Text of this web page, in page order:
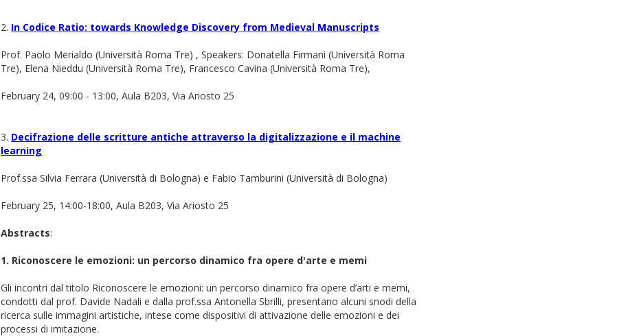
2. In Codice Ratio: towards Knowledge Discovery from Medieval Manuscripts
Prof. Paolo Merialdo (Università Roma Tre) , Speakers: Donatella Firmani (Università Roma
Tre), Elena Nieddu (Università Roma Tre), Francesco Cavina (Università Roma Tre),
February 24, 09:00 - 13:00, Aula B203, Via Ariosto 25
3. Decifrazione delle scritture antiche attraverso la digitalizzazione e il machine
learning
Prof.ssa Silvia Ferrara (Università di Bologna) e Fabio Tamburini (Università di Bologna)
February 25, 14:00-18:00, Aula B203, Via Ariosto 25
Abstracts:
1. Riconoscere le emozioni: un percorso dinamico fra opere d'arte e memi
Gli incontri dal titolo Riconoscere le emozioni: un percorso dinamico fra opere d’arti e memi,
condotti dal prof. Davide Nadali e dalla prof.ssa Antonella Sbrilli, presentano alcuni snodi della
ricerca sulle immagini artistiche, intese come dispositivi di attivazione delle emozioni e dei
processi di imitazione.